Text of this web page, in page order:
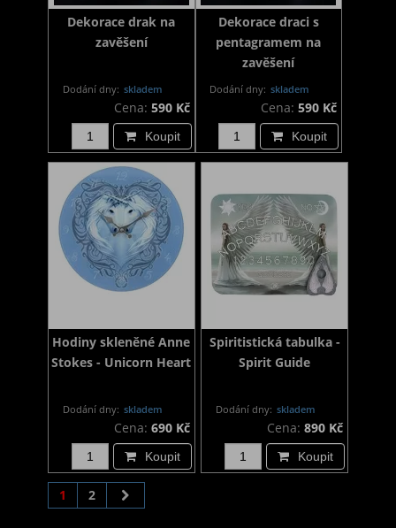
Dekorace drak na
zavěšení
Dodání dny: skladem
Cena: 590 Kč
Koupit
Dekorace draci s
pentagramem na
zavěšení
Dodání dny: skladem
Cena:590 Kč
Koupit
Hodiny skleněné Anne
Stokes - Unicorn Heart
Dodání dny: skladem
Cena: 690 Kč
Koupit
Spiritistická tabulka -
Spirit Guide
Dodání dny: skladem
Cena: 890 Kč
Koupit
1 2